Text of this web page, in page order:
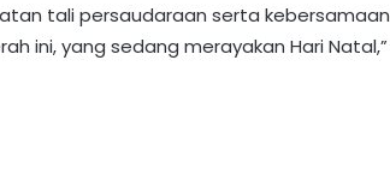
tali persaudaraan serta kebersamaan
ini, yang sedang merayakan Hari Natal,”